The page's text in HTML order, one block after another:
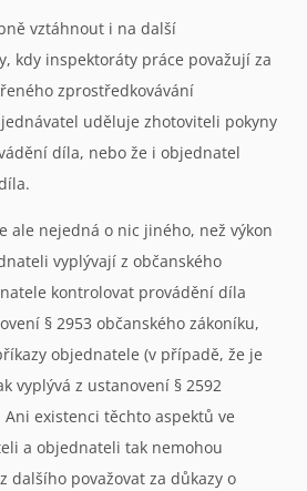
vztáhnout i na další
kdy inspektoráty práce považují za
zprostředkovávání
uděluje zhotoviteli pokyny
díla, nebo že i objednatel
ale nejedná o nic jiného, než výkon
vyplývají z občanského
kontrolovat provádění díla
§ 2953 občanského zákoníku,
objednatele (v případě, že je
vyplývá z ustanovení § 2592
existenci těchto aspektů ve
a objednateli tak nemohou
dalšího považovat za důkazy o